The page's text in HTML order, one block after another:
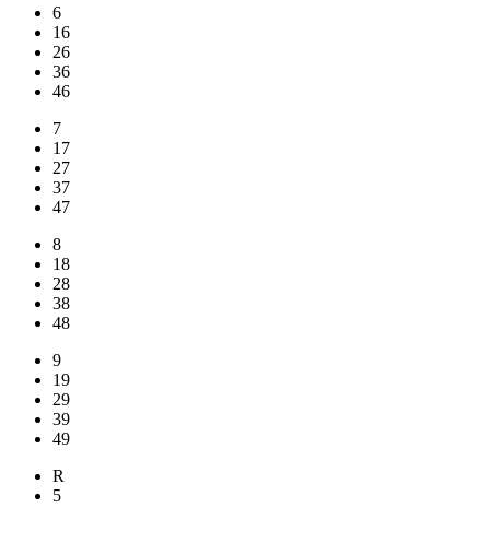
6
16
26
36
46
7
17
27
37
47
8
18
28
38
48
9
19
29
39
49
R
5